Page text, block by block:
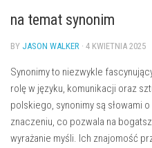
na temat synonim
BY JASON WALKER · 4 KWIETNIA 2025
Synonimy to niezwykle
rolę w języku, komunikacji oraz
polskiego, synonimy są słowami
znaczeniu, co pozwala na
wyrażanie myśli. Ich znajomość